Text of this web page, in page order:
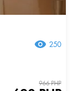
250
966 PHP